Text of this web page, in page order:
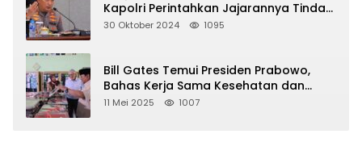
Kapolri Perintahkan Jajarannya Tindak
Tegas Pelaku Judi Online
30 Oktober 2024 1095
Bill Gates Temui Presiden Prabowo,
Bahas Kerja Sama Kesehatan dan
Program Makan Bergizi Gratis
11 Mei 2025 1007